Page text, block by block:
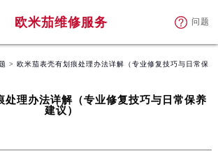
欧米茄维修服务 问题
> 欧米茄表壳有划痕处理办法详解（专业修复技巧与日常保
处理办法详解（专业修复技巧与日常保养
建议）